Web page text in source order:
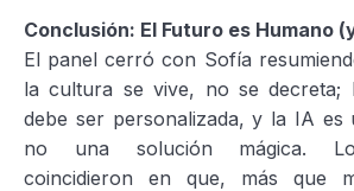
Conclusión: El Futuro es Humano
El panel cerró con Sofía
la cultura se vive, no se decreta;
debe ser personalizada, y la IA es
no una solución mágica.
coincidieron en que, más que